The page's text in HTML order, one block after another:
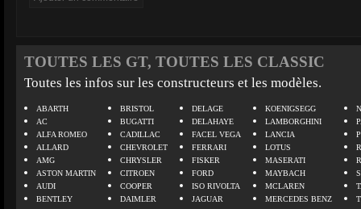
TOUTES LES GT, TOUTES LES CLASSIC
Toutes les infos sur les constructeurs et les modèles.
ABARTH
AC
ALFA ROMEO
ALLARD
AMG
ASTON MARTIN
AUDI
BENTLEY
BRISTOL
BUGATTI
CADILLAC
CHEVROLET
CHRYSLER
CITROEN
COOPER
DAIMLER
DELAGE
DELAHAYE
FACEL VEGA
FERRARI
FISKER
FORD
ISO RIVOLTA
JAGUAR
KOENIGSEGG
LAMBORGHINI
LANCIA
LOTUS
MASERATI
MAYBACH
MCLAREN
MERCEDES BENZ